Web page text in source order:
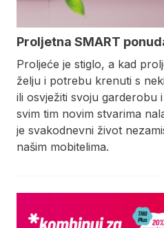
Proljetna SMART
Proljeće je stiglo, a kad
želju i potrebu krenuti s
ili osvježiti svoju garderobu
svim tim novim stvarima
je svakodnevni život
našim mobitelima.